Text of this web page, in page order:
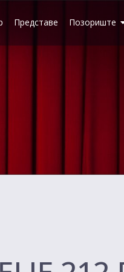
Представе Позориште